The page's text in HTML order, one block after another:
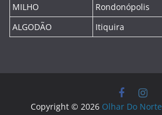
MILHO
Rondonópolis
ALGODÃO
Itiquira
Copyright © 2026 Olhar Do Norte